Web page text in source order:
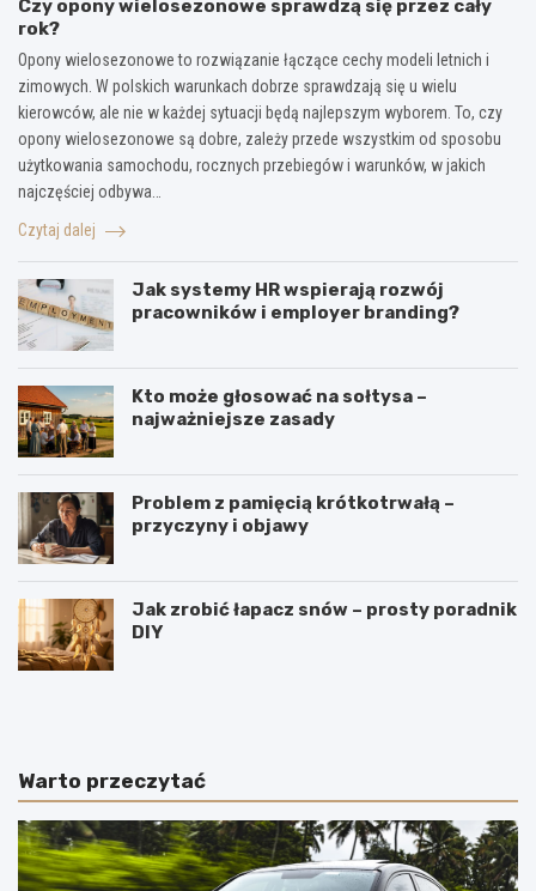
Czy opony wielosezonowe sprawdzą się przez cały
rok?
Opony wielosezonowe to rozwiązanie łączące cechy modeli letnich i
zimowych. W polskich warunkach dobrze sprawdzają się u wielu
kierowców, ale nie w każdej sytuacji będą najlepszym wyborem. To, czy
opony wielosezonowe są dobre, zależy przede wszystkim od sposobu
użytkowania samochodu, rocznych przebiegów i warunków, w jakich
najczęściej odbywa…
Czytaj dalej
Jak systemy HR wspierają rozwój
pracowników i employer branding?
Kto może głosować na sołtysa –
najważniejsze zasady
Problem z pamięcią krótkotrwałą –
przyczyny i objawy
Jak zrobić łapacz snów – prosty poradnik
DIY
J
p
o
l
s
k
W
y
m
e
n
n
Warto przeczytać